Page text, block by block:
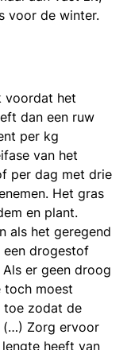
voor de winter.
voordat het
dan een ruw
per kg
van het
per dag met drie
Het gras
en plant.
als het geregend
een drogestof
er geen droog
toch moest
toe zodat de
(…) Zorg ervoor
heeft van